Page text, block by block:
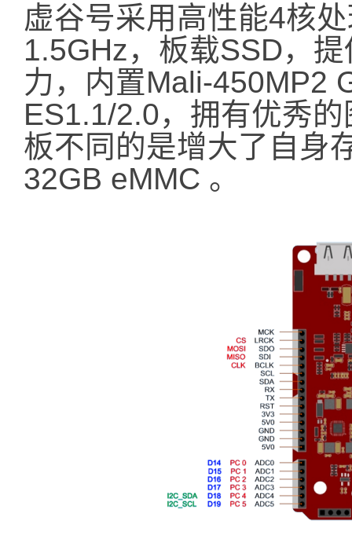
虚谷号采用高性能4核
1.5GHz，板载SSD，
力，内置Mali-450MP2
ES1.1/2.0，拥有优秀
板不同的是增大了自身
32GB eMMC 。